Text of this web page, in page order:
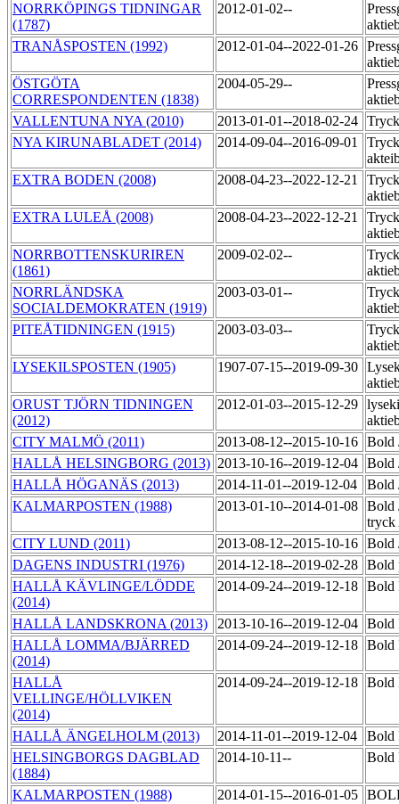
NORRKÖPINGS TIDNINGAR
(1787)
2012-01-02--
TRANÅSPOSTEN (1992)
2012-01-04--2022-01-26
ÖSTGÖTA
CORRESPONDENTEN (1838)
2004-05-29--
VALLENTUNA NYA (2010)
2013-01-01--2018-02-24
NYA KIRUNABLADET (2014)
2014-09-04--2016-09-01
EXTRA BODEN (2008)
2008-04-23--2022-12-21
EXTRA LULEÅ (2008)
2008-04-23--2022-12-21
NORRBOTTENSKURIREN
(1861)
2009-02-02--
NORRLÄNDSKA
SOCIALDEMOKRATEN (1919)
2003-03-01--
PITEÅTIDNINGEN (1915)
2003-03-03--
LYSEKILSPOSTEN (1905)
1907-07-15--2019-09-30
ORUST TJÖRN TIDNINGEN
(2012)
2012-01-03--2015-12-29
CITY MALMÖ (2011)
2013-08-12--2015-10-16 Bold
HALLÅ HELSINGBORG (2013) 2013-10-16--2019-12-04 Bold
HALLÅ HÖGANÄS (2013)
2014-11-01--2019-12-04
Bold
KALMARPOSTEN (1988)
2013-01-10--2014-01-08 Bold
CITY LUND (2011)
2013-08-12--2015-10-16 Bold
DAGENS INDUSTRI (1976)
2014-12-18--2019-02-28 Bold
HALLÅ KÄVLINGE/LÖDDE
(2014)
2014-09-24--2019-12-18 Bold
HALLÅ LANDSKRONA (2013) 2013-10-16--2019-12-04 Bold
HALLÅ LOMMA/BJÄRRED
(2014)
2014-09-24--2019-12-18 Bold
HALLÅ
VELLINGE/HÖLLVIKEN
(2014)
2014-09-24--2019-12-18 Bold
HALLÅ ÄNGELHOLM (2013) 2014-11-01--2019-12-04
Bold
HELSINGBORGS DAGBLAD
(1884)
2014-10-11-- Bold
KALMARPOSTEN (1988) 2014-01-15--2016-01-05